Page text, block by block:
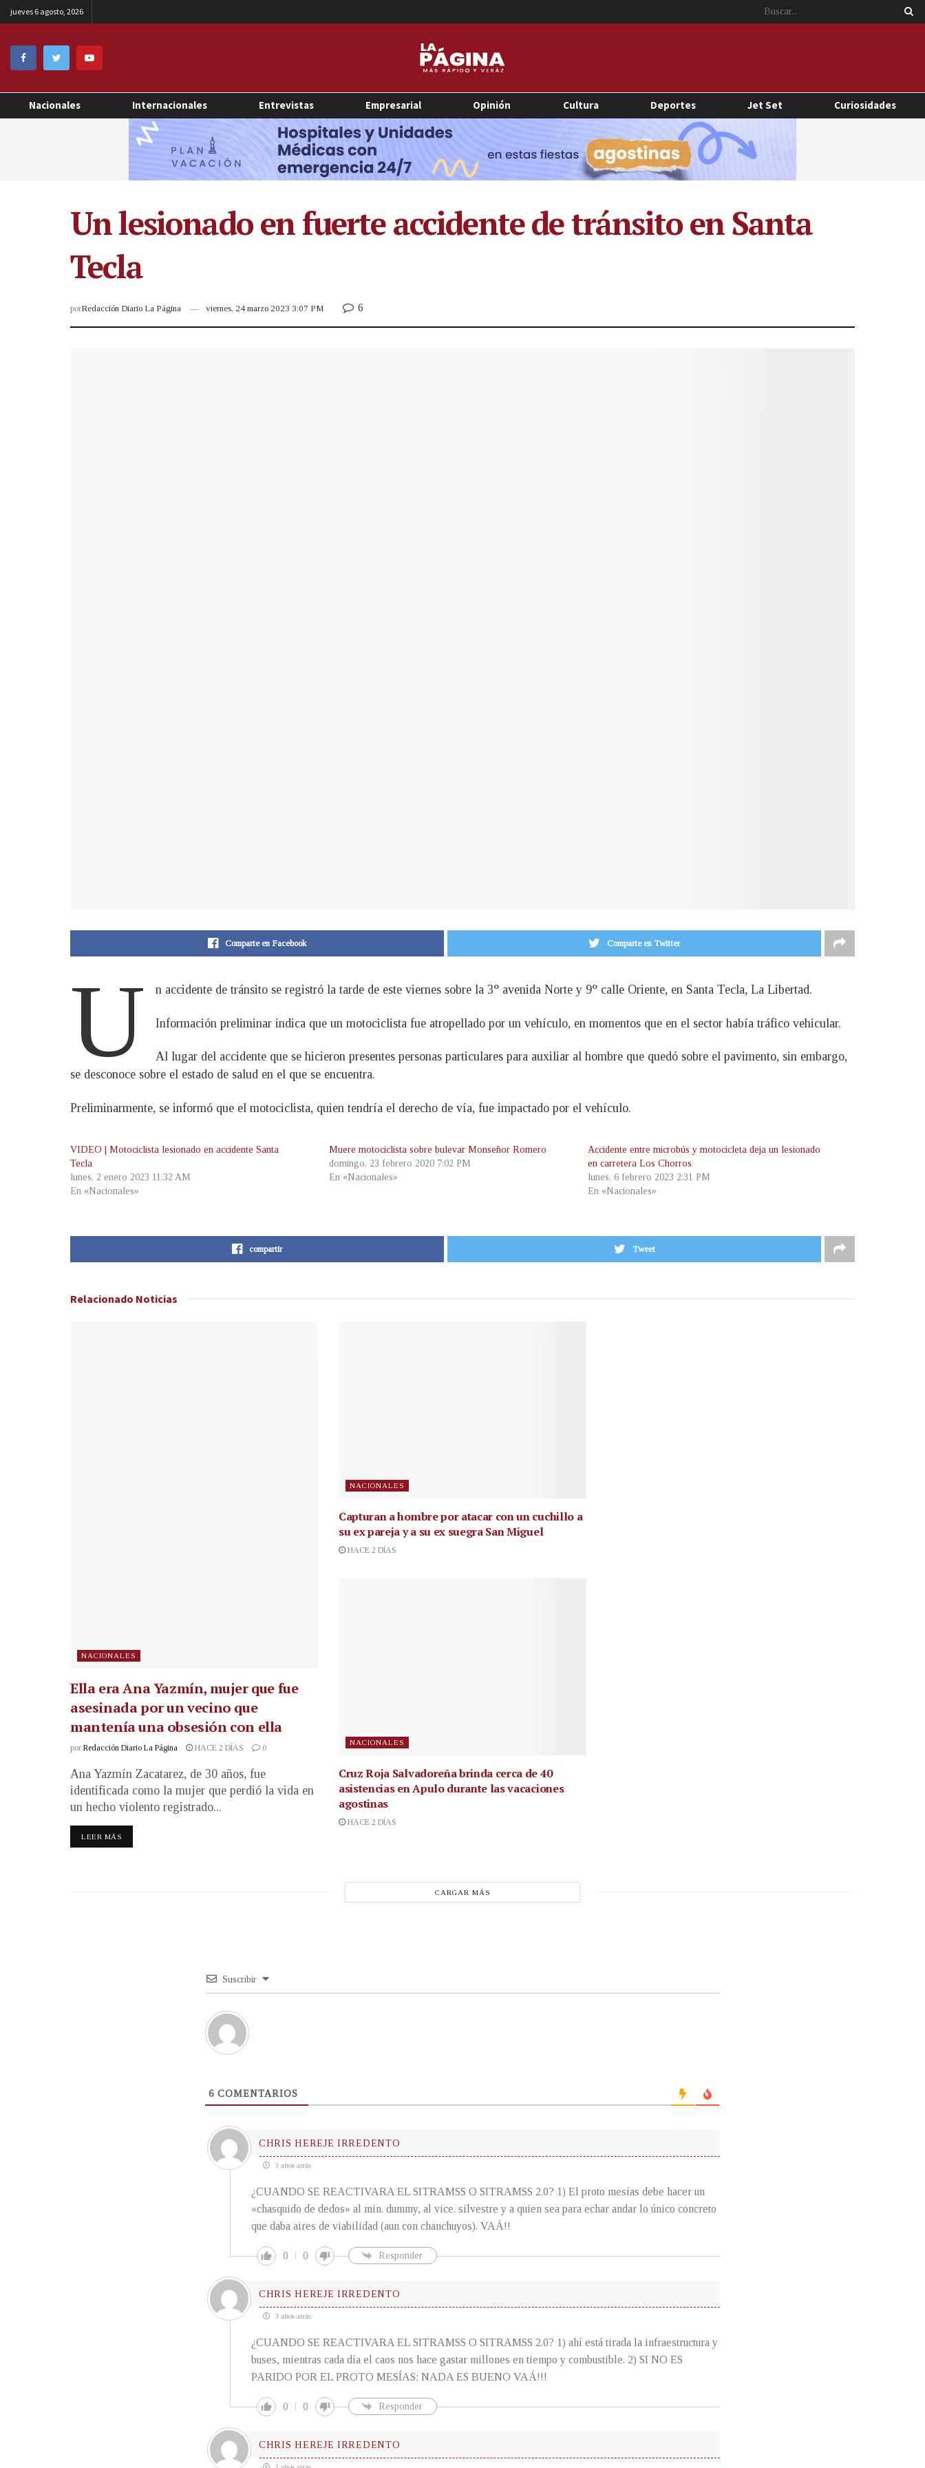
jueves 6 agosto, 2026
Nacionales Internacionales Entrevistas Empresarial Opinión Cultura Deportes Jet Set Curiosidades
Un lesionado en fuerte accidente de tránsito en Santa
Tecla
porRedacción Diario La Página viernes, 24 marzo 2023 3:07 PM 6
Comparte en Facebook Comparte en Twitter
U n accidente de tránsito se registró la tarde de este viernes sobre la 3° avenida Norte y 9° calle Oriente, en Santa Tecla, La Libertad.
Información preliminar indica que un motociclista fue atropellado por un vehículo, en momentos que en el sector había tráfico vehicular.
Al lugar del accidente que se hicieron presentes personas particulares para auxiliar al hombre que quedó sobre el pavimento, sin embargo,
se desconoce sobre el estado de salud en el que se encuentra.
Preliminarmente, se informó que el motociclista, quien tendría el derecho de vía, fue impactado por el vehículo.
VIDEO | Motociclista lesionado en accidente Santa
Tecla
lunes, 2 enero 2023 11:32 AM
En «Nacionales»
Muere motociclista sobre bulevar Monseñor Romero
domingo, 23 febrero 2020 7:02 PM
En «Nacionales»
Accidente entre microbús y motocicleta deja un lesionado
en carretera Los Chorros
lunes, 6 febrero 2023 2:31 PM
En «Nacionales»
compartir Tweet
Relacionado Noticias
NACIONALES
Ella era Ana Yazmín, mujer que fue
asesinada por un vecino que
mantenía una obsesión con ella
por Redacción Diario La Página HACE 2 DÍAS 0
Ana Yazmín Zacatarez, de 30 años, fue
identificada como la mujer que perdió la vida en
un hecho violento registrado...
LEER MÁS
NACIONALES
Capturan a hombre por atacar con un cuchillo a
su ex pareja y a su ex suegra San Miguel
HACE 2 DÍAS
NACIONALES
Cruz Roja Salvadoreña brinda cerca de 40
asistencias en Apulo durante las vacaciones
agostinas
HACE 2 DÍAS
CARGAR MÁS
Suscribir
6 COMENTARIOS
CHRIS HEREJE IRREDENTO
3 años atrás
¿CUANDO SE REACTIVARA EL SITRAMSS O SITRAMSS 2.0? 1) El proto mesías debe hacer un
«chasquido de dedos» al min. dummy, al vice. silvestre y a quien sea para echar andar lo único concreto
que daba aires de viabilidad (aun con chanchuyos). VAÁ!!
0 0 Responder
CHRIS HEREJE IRREDENTO
3 años atrás
¿CUANDO SE REACTIVARA EL SITRAMSS O SITRAMSS 2.0? 1) ahí está tirada la infraestructura y
buses, mientras cada día el caos nos hace gastar millones en tiempo y combustible. 2) SI NO ES
PARIDO POR EL PROTO MESÍAS; NADA ES BUENO VAÁ!!!
0 0 Responder
CHRIS HEREJE IRREDENTO